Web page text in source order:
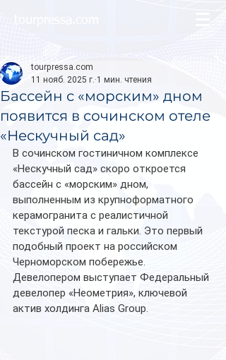
Бассейн с «морским» дном
появится в сочинском отеле
«Нескучный сад»
tourpressa.com
11 нояб. 2025 г. 1 мин. чтения
В сочинском гостиничном комплексе
«Нескучный сад» скоро откроется
бассейн с «морским» дном,
выполненным из крупноформатного
керамогранита с реалистичной
текстурой песка и гальки. Это первый
подобный проект на российском
Черноморском побережье.
Девелопером выступает Федеральный
девелопер «Неометрия», ключевой
актив холдинга Alias Group.